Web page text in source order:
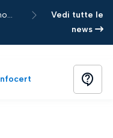
Carta d'Identità cartacea non più accettata per le richieste di servizi Tinexta Infocert
Next
Vedi tutte le
news
contact_support